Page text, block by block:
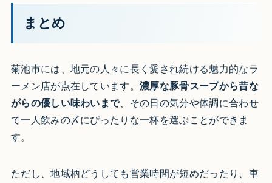
まとめ
菊池市には、地元の人々に長く愛され続ける魅力的なラ
ーメン店が点在しています。濃厚な豚骨スープから昔な
がらの優しい味わいまで、その日の気分や体調に合わせ
て一人飲みの〆にぴったりな一杯を選ぶことができま
す。
ただし、地域柄どうしても営業時間が短めだったり、車